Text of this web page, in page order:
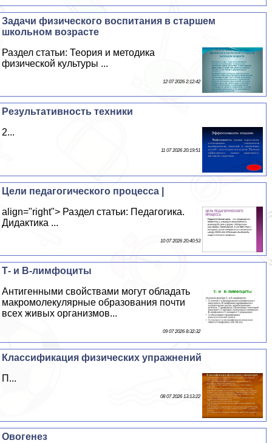
Задачи физического воспитания в старшем
школьном возрасте
Раздел статьи: Теория и методика
физической культуры ...
12 07 2026 2:12:42
Результативность техники
2...
11 07 2026 20:19:51
Цели педагогического процесса |
align="right"> Раздел статьи: Педагогика.
Дидактика ...
10 07 2026 20:40:53
Т- и В-лимфоциты
Антигенными свойствами могут обладать
макромолекулярные образования почти
всех живых организмов...
09 07 2026 8:32:32
Классификация физических упражнений
П...
08 07 2026 13:13:22
Овогенез